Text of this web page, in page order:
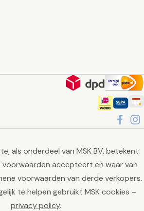
als onderdeel van MSK BV, betekent
voorwaarden accepteert en waar van
voorwaarden van derde verkopers.
te helpen gebruikt MSK cookies –
privacy policy.